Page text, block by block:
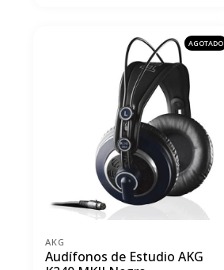
AGOTADO
AKG
Audífonos de Estudio AKG